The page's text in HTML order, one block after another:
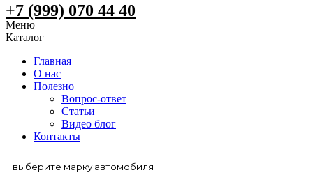
+7 (999) 070 44 40
Меню
Каталог
Главная
О нас
Полезно
Вопрос-ответ
Статьи
Видео блог
Контакты